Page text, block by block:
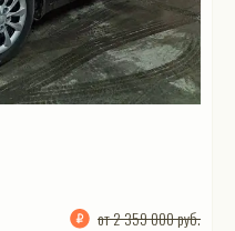
от 2 359 000 руб.